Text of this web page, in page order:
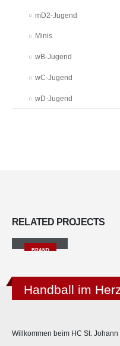
mD2-Jugend
Minis
wB-Jugend
wC-Jugend
wD-Jugend
RELATED PROJECTS
BRAND
Handball im
Willkommen beim HC St. Johann